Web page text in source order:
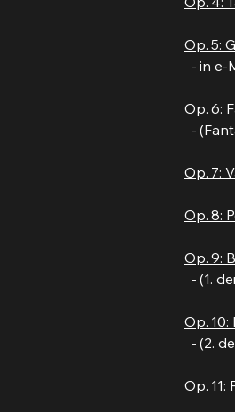
Op. 5:
- in e-
Op. 6:
-
Op. 7:
Op. 8:
Op. 9:
- (1.
Op. 10:
- (2.
Op. 11: